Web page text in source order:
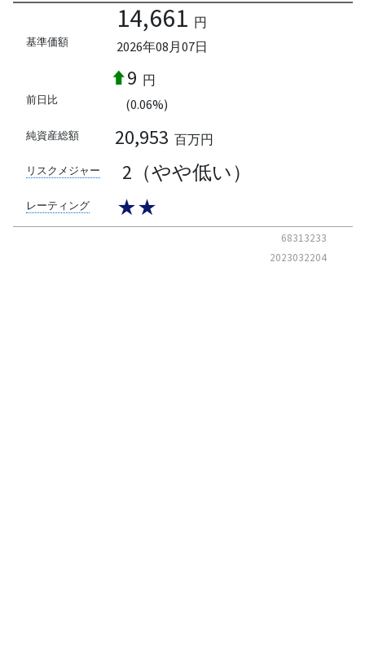
基準価額
14,661 円
2026年08月07日
前日比
9 円
(0.06%)
純資産総額 20,953 百万円
リスクメジャー 2（やや低い）
レーティング ★★
68313233
2023032204